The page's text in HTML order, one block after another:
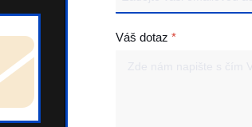
Váš dotaz *